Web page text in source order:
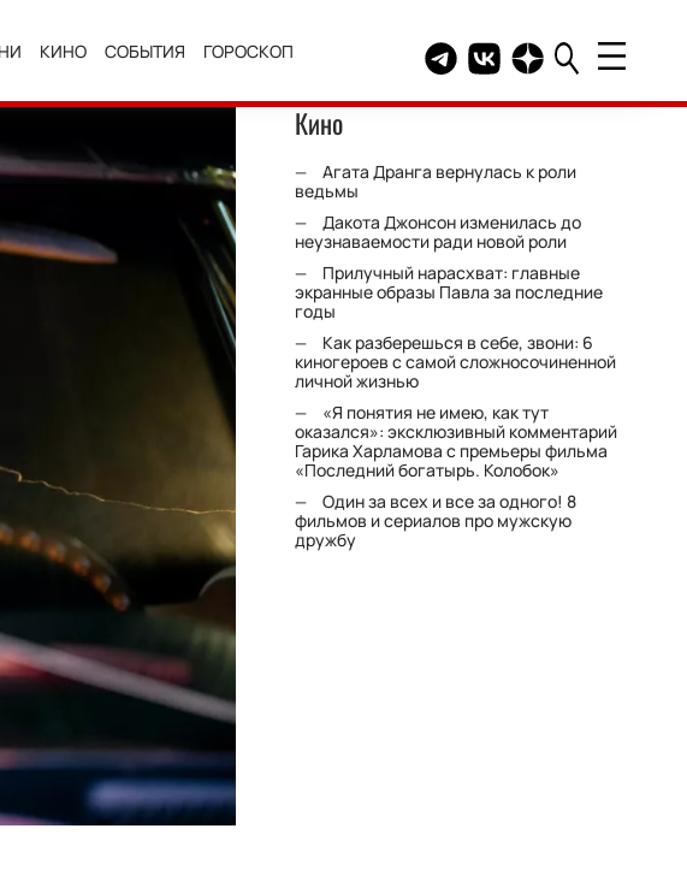
КИНО СОБЫТИЯ ГОРОСКОП Telegram канал HELLO
Группа HELLO
Канал HELLO в
Кино
Агата Дранга вернулась к роли
ведьмы
Дакота Джонсон изменилась до
неузнаваемости ради новой роли
Прилучный нарасхват: главные
экранные образы Павла за последние
годы
Как разберешься в себе, звони: 6
киногероев с самой сложносочиненной
личной жизнью
«Я понятия не имею, как тут
оказался»: эксклюзивный комментарий
Гарика Харламова с премьеры фильма
«Последний богатырь. Колобок»
Один за всех и все за одного! 8
фильмов и сериалов про мужскую
дружбу